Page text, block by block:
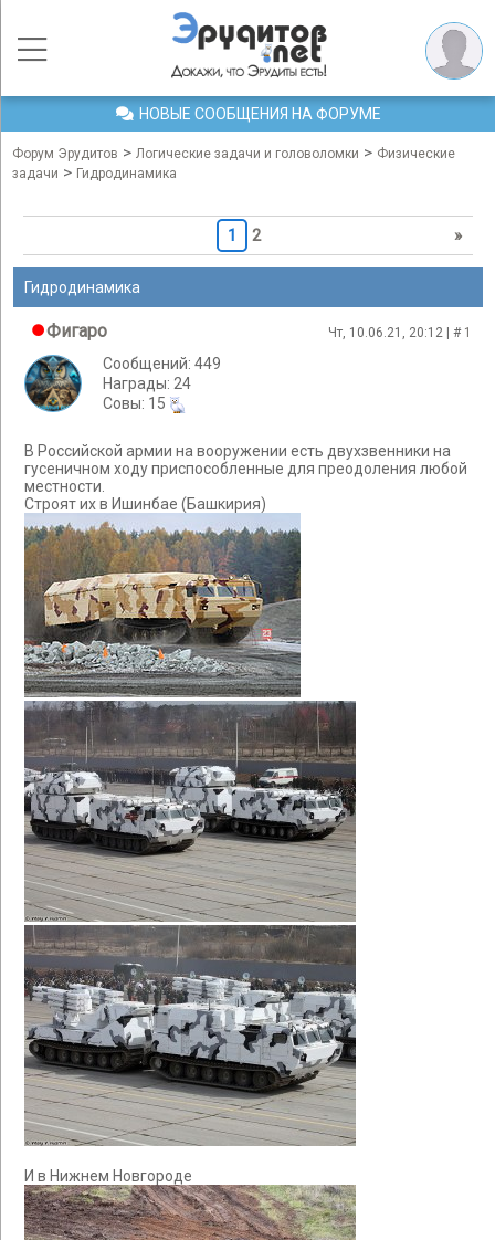
НОВЫЕ СООБЩЕНИЯ НА ФОРУМЕ
Форум Эрудитов > Логические задачи и головоломки > Физические
задачи > Гидродинамика
1 2 »
Гидродинамика
Фигаро Чт, 10.06.21, 20:12 | # 1
Сообщений: 449
Награды: 24
Cовы: 15
В Российской армии на вооружении есть двухзвенники на
гусеничном ходу приспособленные для преодоления любой
местности.
Строят их в Ишинбае (Башкирия)
И в Нижнем Новгороде